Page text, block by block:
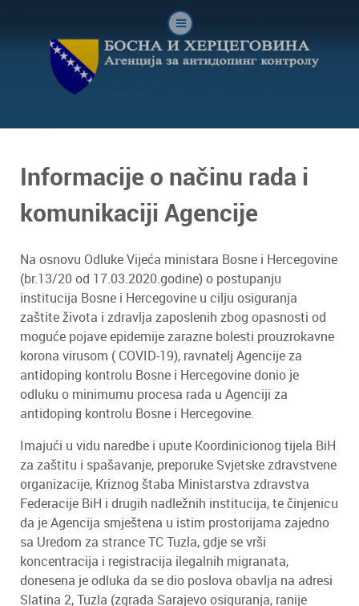
Informacije o načinu rada i
komunikaciji Agencije
Na osnovu Odluke Vijeća ministara Bosne i Hercegovine
(br.13/20 od 17.03.2020.godine) o postupanju
institucija Bosne i Hercegovine u cilju osiguranja
zaštite života i zdravlja zaposlenih zbog opasnosti od
moguće pojave epidemije zarazne bolesti prouzrokavne
korona virusom ( COVID-19), ravnatelj Agencije za
antidoping kontrolu Bosne i Hercegovine donio je
odluku o minimumu procesa rada u Agenciji za
antidoping kontrolu Bosne i Hercegovine.
Imajući u vidu naredbe i upute Koordinicionog tijela BiH
za zaštitu i spašavanje, preporuke Svjetske zdravstvene
organizacije, Kriznog štaba Ministarstva zdravstva
Federacije BiH i drugih nadležnih institucija, te činjenicu
da je Agencija smještena u istim prostorijama zajedno
sa Uredom za strance TC Tuzla, gdje se vrši
koncentracija i registracija ilegalnih migranata,
donesena je odluka da se dio poslova obavlja na adresi
Slatina 2, Tuzla (zgrada Sarajevo osiguranja, ranije